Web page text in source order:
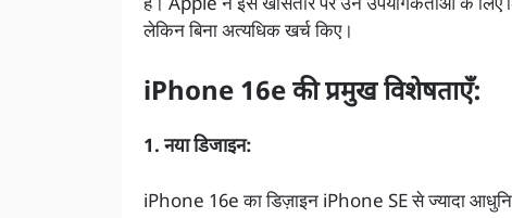
है। Apple ने इसे खासतौर पर उन उपयोगकर्ताओं के लिए
लेकिन बिना अत्यधिक खर्च किए।
iPhone 16e की प्रमुख विशेषताएँ:
1. नया डिजाइन:
iPhone 16e का डिज़ाइन iPhone SE से ज्यादा